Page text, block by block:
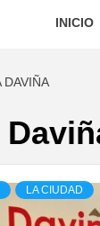
INICIO
DAVIÑA
LA CIUDAD